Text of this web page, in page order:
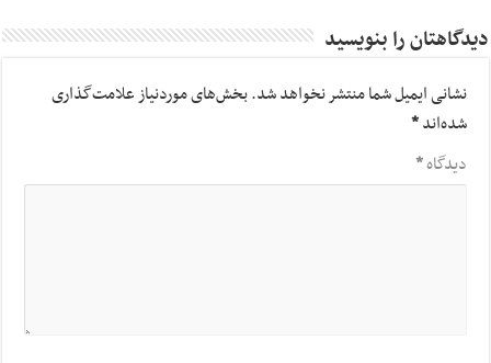
دیدگاهتان را بنویسید
نشانی ایمیل شما منتشر نخواهد شد.بخش‌های موردنیاز علامت‌گذاری
شده‌اند*
دیدگاه*